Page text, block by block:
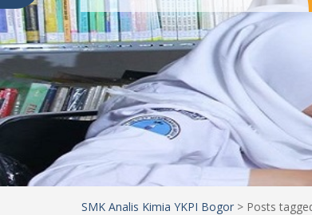
SMK Analis Kimia YKPI Bogor > Posts